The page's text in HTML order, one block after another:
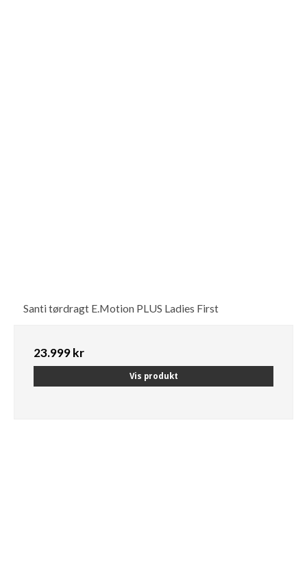
Santi tørdragt E.Motion PLUS Ladies First
23.999 kr
Vis produkt